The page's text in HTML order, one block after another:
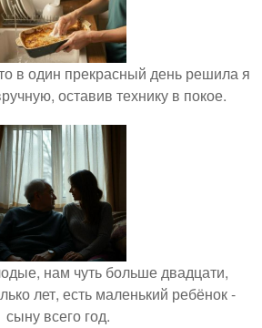
в один прекрасный день решила я
оставив технику в покое.
нам чуть больше двадцати,
лет, есть маленький ребёнок -
сыну всего год.